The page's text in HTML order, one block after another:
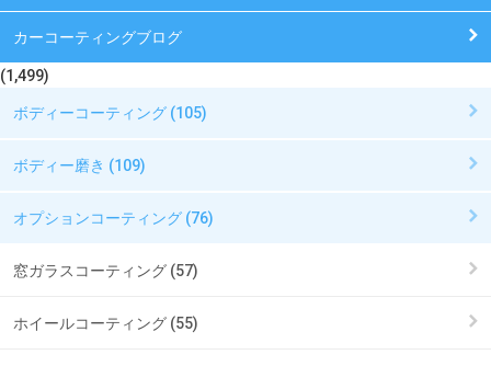
カーコーティングブログ
(1,499)
ボディーコーティング (105)
ボディー磨き (109)
オプションコーティング (76)
窓ガラスコーティング (57)
ホイールコーティング (55)